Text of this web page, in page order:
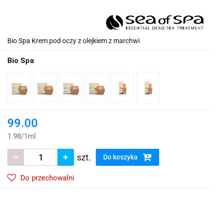
Bio Spa Krem pod oczy z olejkiem z marchwi
Bio Spa
99.00
1.98/1ml
szt. Do koszyka
Do przechowalni